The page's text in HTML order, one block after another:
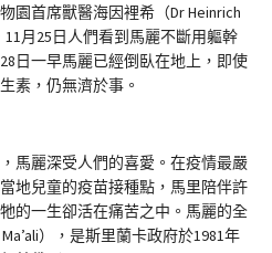
園首席獸醫海因裡希（Dr Heinrich
11月25日人們看到馬麗不斷用軀幹
日一早馬麗已經倒臥在地上，即使
素，仍無濟於事。
馬麗深受人們的喜愛。在疫情最嚴
地兒童的疫苗接種點，馬里陪伴許
的一生卻活在痛苦之中。馬麗的全
），是斯里蘭卡政府於1981年